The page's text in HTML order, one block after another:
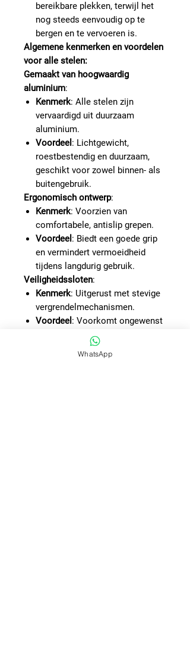
bereikbare plekken, terwijl het
nog steeds eenvoudig op te
bergen en te vervoeren is.
Algemene kenmerken en voordelen
voor alle stelen:
Gemaakt van hoogwaardig
aluminium:
Kenmerk: Alle stelen zijn
vervaardigd uit duurzaam
aluminium.
Voordeel : Lichtgewicht,
roestbestendig en duurzaam,
geschikt voor zowel binnen- als
buitengebruik.
Ergonomisch ontwerp:
Kenmerk: Voorzien van
comfortabele, antislip grepen.
Voordeel : Biedt een goede grip
en vermindert vermoeidheid
tijdens langdurig gebruik.
Veiligheidssloten:
Kenmerk: Uitgerust met stevige
vergrendelmechanismen.
Voordeel : Voorkomt ongewenst
inschuiven of uitschuiven,
waardoor de steel veilig en
stabiel in gebruik is.
WhatsApp